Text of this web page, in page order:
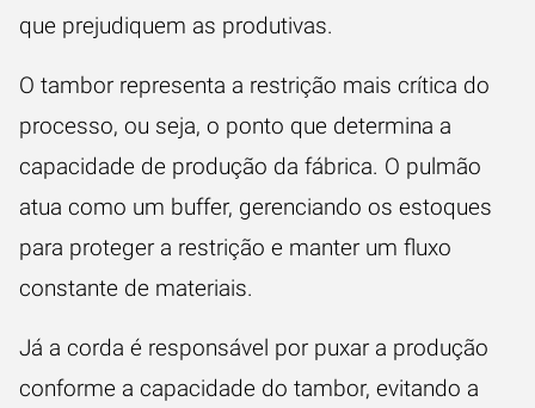
que prejudiquem as produtivas.
O tambor representa a restrição mais crítica do
processo, ou seja, o ponto que determina a
capacidade de produção da fábrica. O pulmão
atua como um buffer, gerenciando os estoques
para proteger a restrição e manter um fluxo
constante de materiais.
Já a corda é responsável por puxar a produção
conforme a capacidade do tambor, evitando a